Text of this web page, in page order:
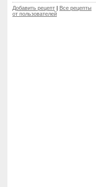
Добавить рецепт | Все рецепты
от пользователей